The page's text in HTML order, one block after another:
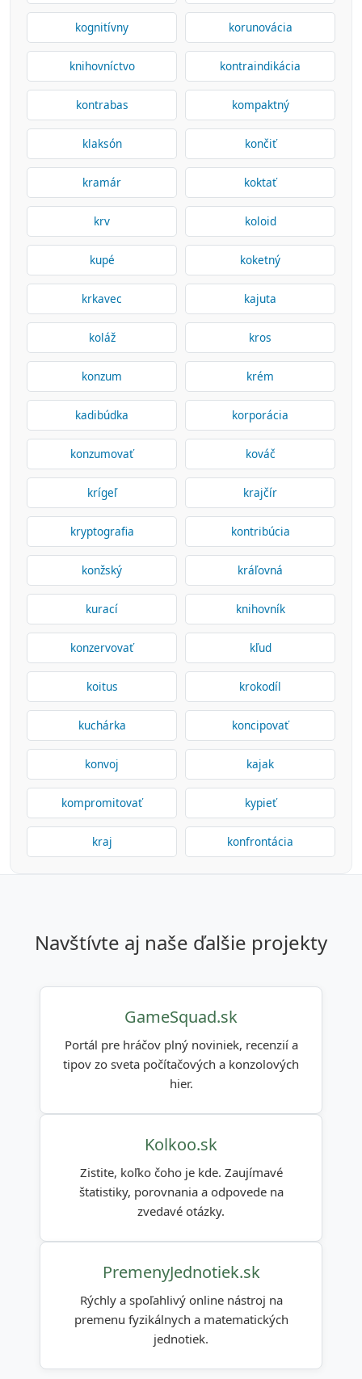
kognitívny korunovácia
knihovníctvo kontraindikácia
kontrabas kompaktný
klaksón končiť
kramár koktať
krv koloid
kupé koketný
krkavec kajuta
koláž kros
konzum krém
kadibúdka korporácia
konzumovať kováč
krígeľ krajčír
kryptografia kontribúcia
konžský kráľovná
kurací knihovník
konzervovať kľud
koitus krokodíl
kuchárka koncipovať
konvoj kajak
kompromitovať kypieť
kraj konfrontácia
navštívte aj naše ďalšie projekty
GameSquad.sk
Portál pre hráčov plný noviniek, recenzií a
tipov zo sveta počítačových a konzolových
hier.
Kolkoo.sk
Zistite, koľko čoho je kde. Zaujímavé
štatistiky, porovnania a odpovede na
zvedavé otázky.
PremenyJednotiek.sk
Rýchly a spoľahlivý online nástroj na
premenu fyzikálnych a matematických
jednotiek.